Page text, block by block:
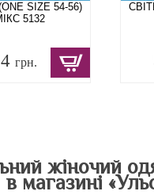
SIZE 54-56)
5132
грн.
жіночий
в магазині